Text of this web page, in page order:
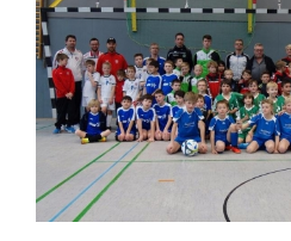
grösseres
Bild